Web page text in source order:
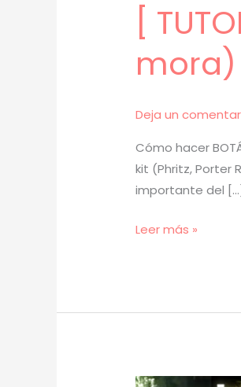
[
mora)
Deja un
Cómo hacer
kit (Phritz, Porter
importante del […]
[
Hacer
2
Leer más »